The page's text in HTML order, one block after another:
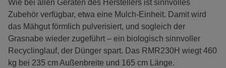
Wie bei allen Geräten des Herstellers ist sinnvolles
Zubehör verfügbar, etwa eine Mulch-Einheit. Damit wird
das Mähgut förmlich pulverisiert, und sogleich der
Grasnabe wieder zugeführt – ein biologisch sinnvoller
Recyclinglauf, der Dünger spart. Das RMR230H wiegt 460
kg bei 235 cm Außenbreite und 165 cm Länge.